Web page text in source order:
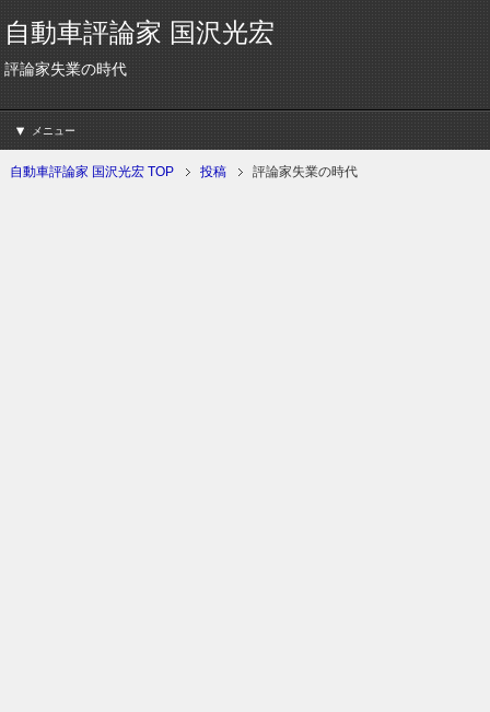
自動車評論家 国沢光宏
評論家失業の時代
メニュー
自動車評論家 国沢光宏 TOP 投稿 評論家失業の時代